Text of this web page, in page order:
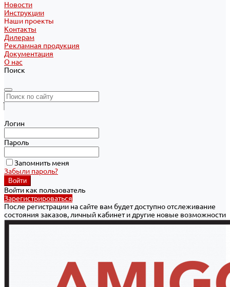
Новости
Инструкции
Наши проекты
Контакты
Дилерам
Рекламная продукция
Документация
О нас
Поиск
Логин
Пароль
Запомнить меня
Забыли пароль?
Войти как пользователь
Зарегистрироваться
После регистрации на сайте вам будет доступно отслеживание
состояния заказов, личный кабинет и другие новые возможности